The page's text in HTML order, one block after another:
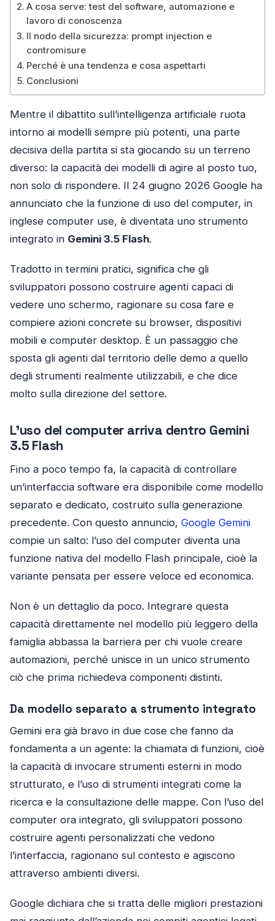
A cosa serve: test del software, automazione e
lavoro di conoscenza
Il nodo della sicurezza: prompt injection e
contromisure
Perché è una tendenza e cosa aspettarti
Conclusioni
Mentre il dibattito sull’intelligenza artificiale ruota
intorno ai modelli sempre più potenti, una parte
decisiva della partita si sta giocando su un terreno
diverso: la capacità dei modelli di agire al posto tuo,
non solo di rispondere. Il 24 giugno 2026 Google ha
annunciato che la funzione di uso del computer, in
inglese computer use, è diventata uno strumento
integrato in Gemini 3.5 Flash.
Tradotto in termini pratici, significa che gli
sviluppatori possono costruire agenti capaci di
vedere uno schermo, ragionare su cosa fare e
compiere azioni concrete su browser, dispositivi
mobili e computer desktop. È un passaggio che
sposta gli agenti dal territorio delle demo a quello
degli strumenti realmente utilizzabili, e che dice
molto sulla direzione del settore.
L’uso del computer arriva dentro Gemini
3.5 Flash
Fino a poco tempo fa, la capacità di controllare
un’interfaccia software era disponibile come modello
separato e dedicato, costruito sulla generazione
precedente. Con questo annuncio, Google Gemini
compie un salto: l’uso del computer diventa una
funzione nativa del modello Flash principale, cioè la
variante pensata per essere veloce ed economica.
Non è un dettaglio da poco. Integrare questa
capacità direttamente nel modello più leggero della
famiglia abbassa la barriera per chi vuole creare
automazioni, perché unisce in un unico strumento
ciò che prima richiedeva componenti distinti.
Da modello separato a strumento integrato
Gemini era già bravo in due cose che fanno da
fondamenta a un agente: la chiamata di funzioni, cioè
la capacità di invocare strumenti esterni in modo
strutturato, e l’uso di strumenti integrati come la
ricerca e la consultazione delle mappe. Con l’uso del
computer ora integrato, gli sviluppatori possono
costruire agenti personalizzati che vedono
l’interfaccia, ragionano sul contesto e agiscono
attraverso ambienti diversi.
Google dichiara che si tratta delle migliori prestazioni